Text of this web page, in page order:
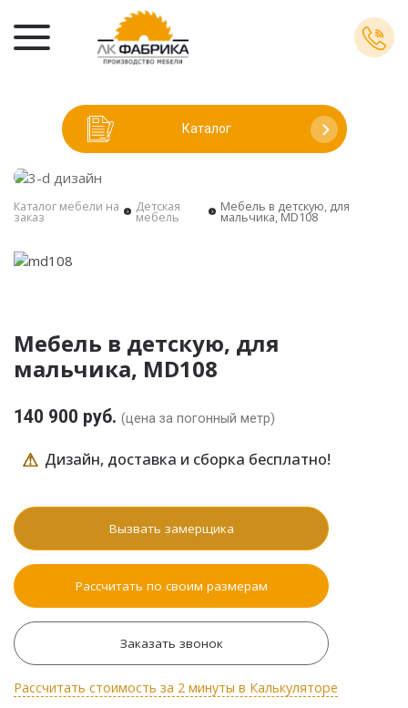
Каталог
Каталог мебели на
заказ
Детская
мебель
Мебель в детскую, для
мальчика, MD108
Мебель в детскую, для
мальчика, MD108
140 900 руб. (цена за погонный метр)
⚠ Дизайн, доставка и сборка бесплатно!
Вызвать замерщика
Рассчитать по своим размерам
Заказать звонок
Рассчитать стоимость за 2 минуты в Калькуляторе